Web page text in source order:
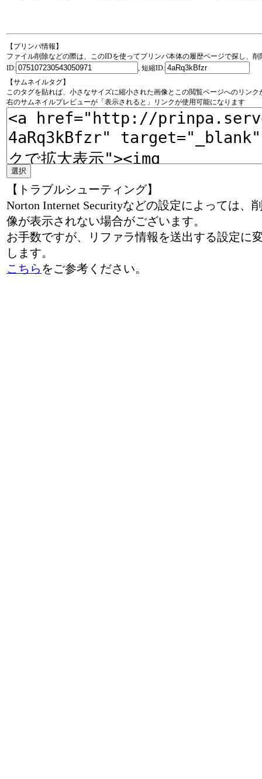
【プリンパ情報】
ファイル削除などの際は、このIDを使ってプリンパ本体の履歴ページで探し、
ID:
, 短縮ID:
【サムネイルタグ】
このタグを貼れば、小さなサイズに縮小された画像とこの閲覧ページへのリンク
右のサムネイルプレビューが「表示されると」リンクが使用可能になります
【トラブルシューティング】
Norton Internet Securityなどの設定によっては
像が表示されない場合がございます。
お手数ですが、リファラ情報を送出する設定に
します。
こちら をご参考ください。